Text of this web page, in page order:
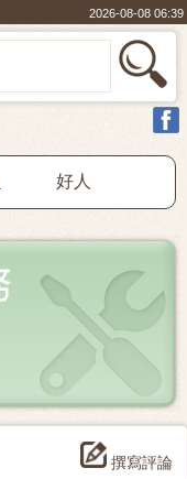
2026-08-08 06:39
好人
撰寫評論